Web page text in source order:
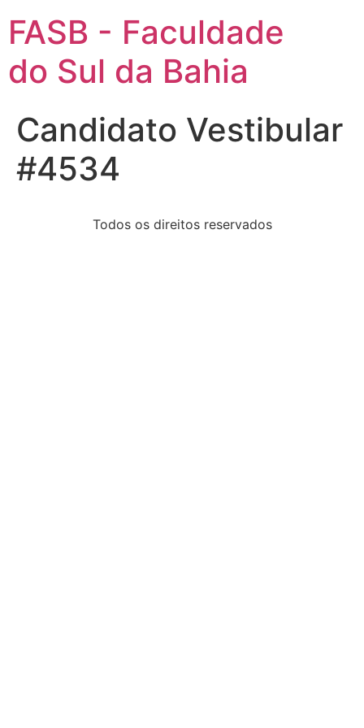
FASB - Faculdade
do Sul da Bahia
Candidato Vestibular
#4534
Todos os direitos reservados